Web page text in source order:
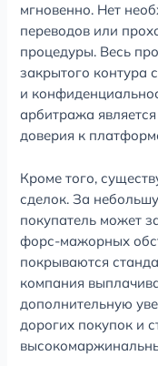
мгновенно. Нет
переводов или
процедуры. Весь
закрытого контура
и
арбитража
доверия к
Кроме того,
сделок. За
покупатель может
форс-мажорных
покрываются
компания
дополнительную
дорогих покупок и